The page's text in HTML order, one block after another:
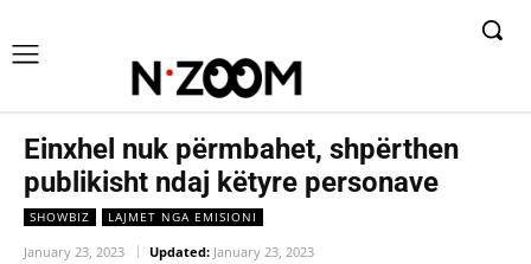
Einxhel nuk përmbahet, shpërthen
publikisht ndaj këtyre personave
SHOWBIZ LAJMET NGA EMISIONI
January 23, 2023 Updated: January 23, 2023